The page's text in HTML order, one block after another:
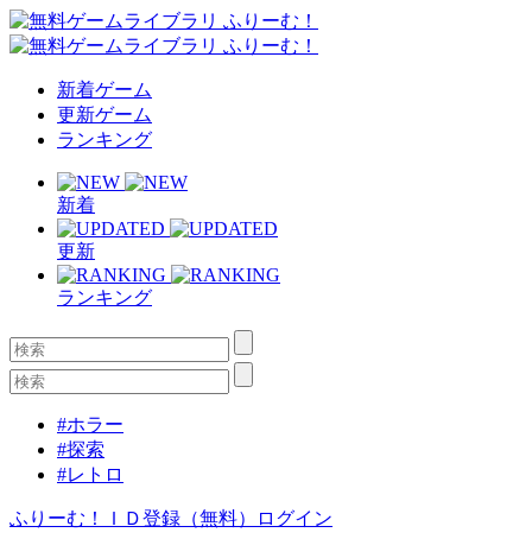
新着ゲーム
更新ゲーム
ランキング
新着
更新
ランキング
#ホラー
#探索
#レトロ
ふりーむ！ＩＤ登録（無料） ログイン